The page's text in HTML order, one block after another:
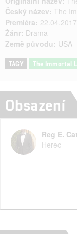
Český název: The
Premiéra: 22.04.2017
Žánr: Drama
Země původu: USA
TAGY The Immortal
Obsazení
Reg E.
Herec